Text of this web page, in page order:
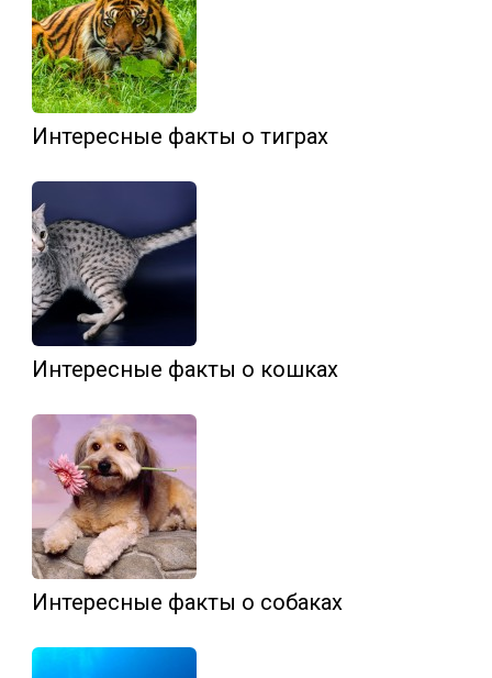
Интересные факты о тиграх
Интересные факты о кошках
Интересные факты о собаках